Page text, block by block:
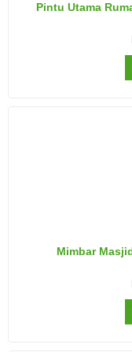
Pintu Utama
Mimbar